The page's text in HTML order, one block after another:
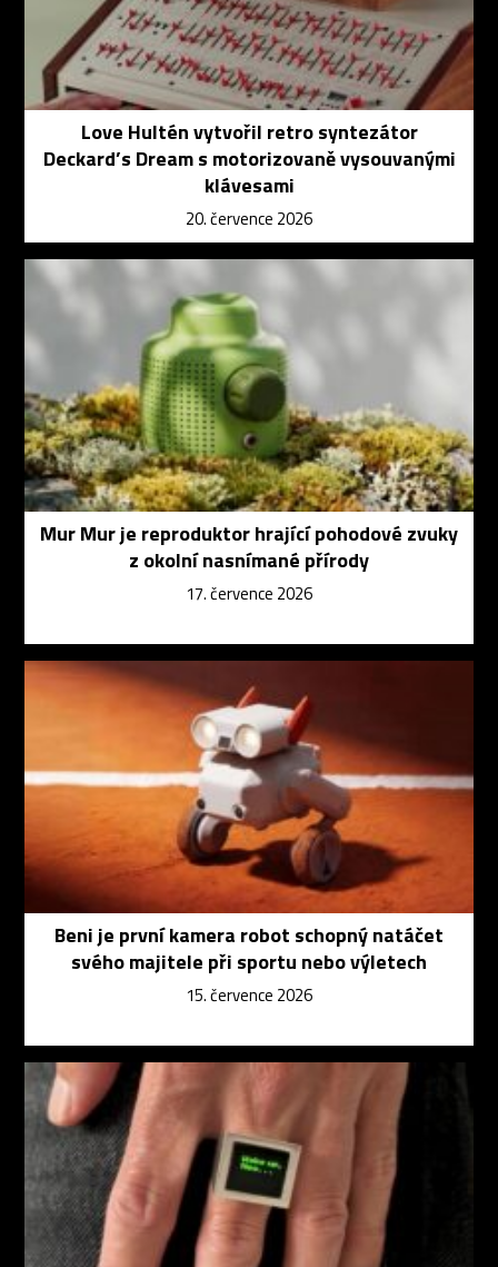
Love Hultén vytvořil retro syntezátor
Deckard’s Dream s motorizovaně vysouvanými
klávesami
20. července 2026
Mur Mur je reproduktor hrající pohodové zvuky
z okolní nasnímané přírody
17. července 2026
Beni je první kamera robot schopný natáčet
svého majitele při sportu nebo výletech
15. července 2026